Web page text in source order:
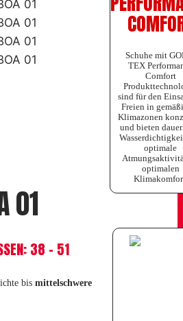
01
38 – 51
bis mittelschwere
Schuhe mit
TEX
Comfort
sind für den
Freien in
Klimazonen
und bieten
optimale
optimalen